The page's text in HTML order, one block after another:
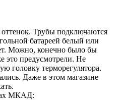
Трубы подключаются
батареей белый или
Можно, конечно было бы
это предусмотрели. Не
головку терморегулятора.
Даже в этом магазине
МКАД: